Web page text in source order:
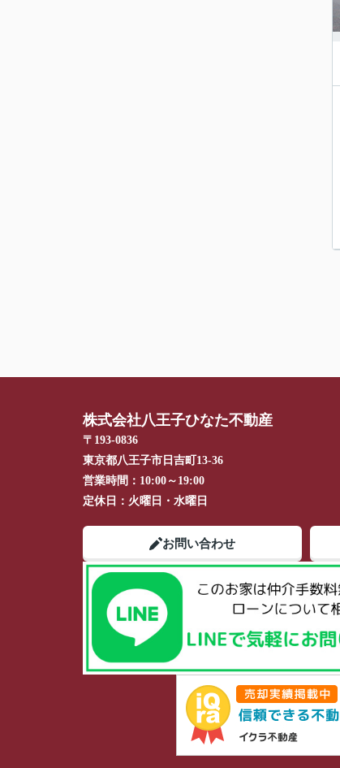
株式会社八王子ひなた不動産
〒193-0836
東京都八王子市日吉町13-36
営業時間： 10:00～19:00
定休日： 火曜日・水曜日
お問い合わせ